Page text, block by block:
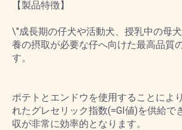
【製品特徴】
\"成長期の仔犬や活動犬、授乳中の母
養の摂取が必要な仔へ向けた最高品質
す。
ポテトとエンドウを使用することによ
れたグレセリック指数(=GI値)を供給で
収が非常に効率的となります。